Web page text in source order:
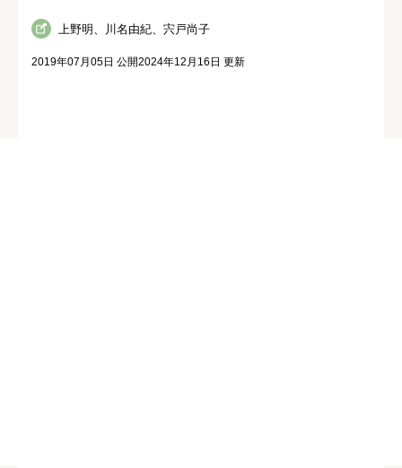
上野明、川名由紀、宍戸尚子
2019年07月05日 公開2024年12月16日 更新